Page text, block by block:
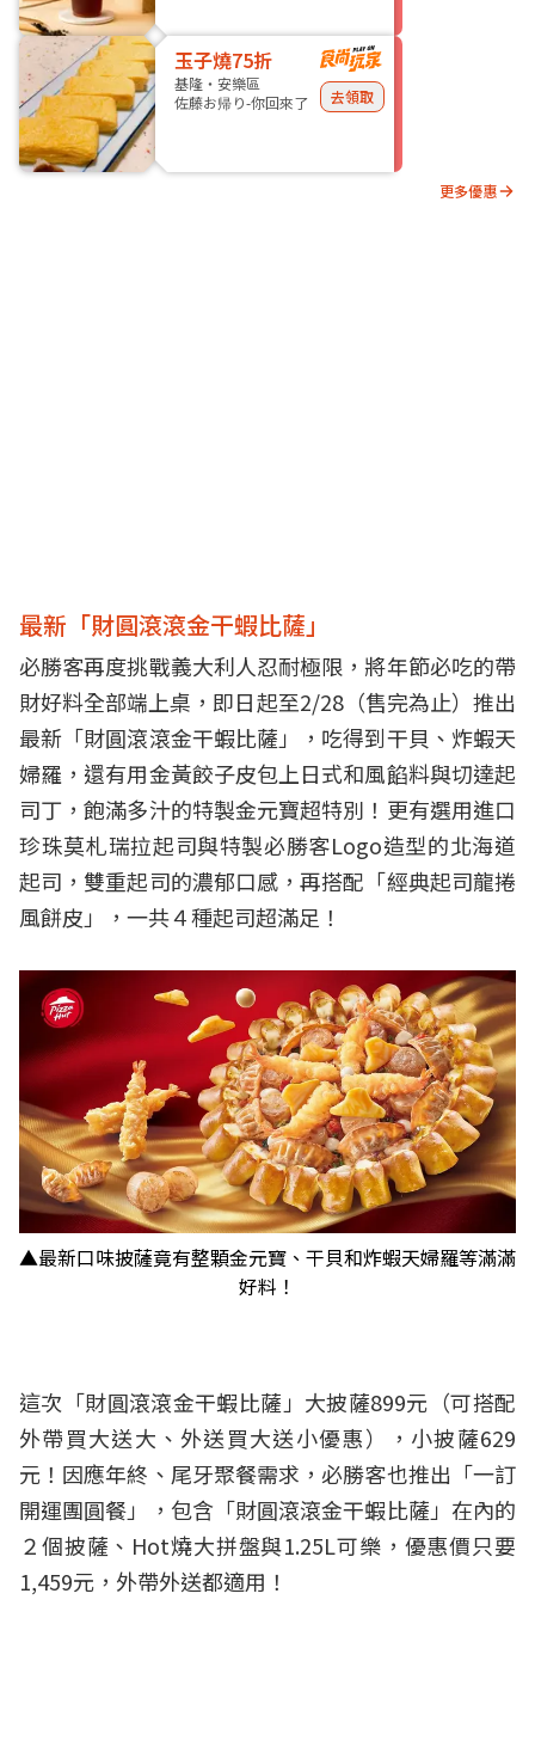
玉子燒75折
基隆・安樂區
佐藤お帰り-你回來了
去領取
更多優惠
最新「財圓滾滾金干蝦比薩」
必勝客再度挑戰義大利人忍耐極限，將年節必吃的帶
財好料全部端上桌，即日起至2/28（售完為止）推出
最新「財圓滾滾金干蝦比薩」，吃得到干貝、炸蝦天
婦羅，還有用金黃餃子皮包上日式和風餡料與切達起
司丁，飽滿多汁的特製金元寶超特別！更有選用進口
珍珠莫札瑞拉起司與特製必勝客Logo造型的北海道
起司，雙重起司的濃郁口感，再搭配「經典起司龍捲
風餅皮」，一共４種起司超滿足！
▲最新口味披薩竟有整顆金元寶、干貝和炸蝦天婦羅等滿滿
好料！
這次「財圓滾滾金干蝦比薩」大披薩899元（可搭配
外帶買大送大、外送買大送小優惠），小披薩629
元！因應年終、尾牙聚餐需求，必勝客也推出「一訂
開運團圓餐」，包含「財圓滾滾金干蝦比薩」在內的
２個披薩、Hot燒大拼盤與1.25L可樂，優惠價只要
1,459元，外帶外送都適用！